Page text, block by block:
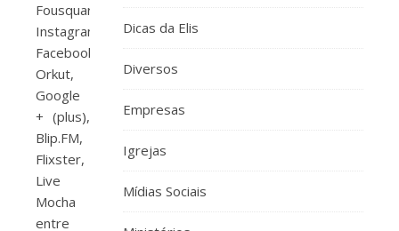
Fousquare,
Instagram,
Facebook,
Orkut,
Google
+ (plus),
Blip.FM,
Flixster,
Live
Mocha
entre
Dicas da Elis
Diversos
Empresas
Igrejas
Mídias Sociais